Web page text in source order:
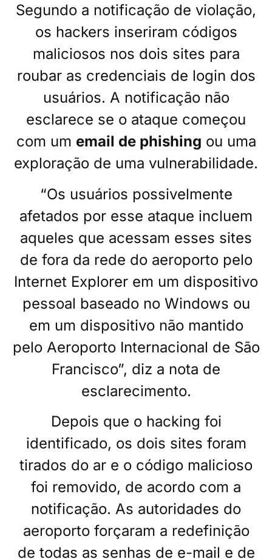
Segundo a notificação de violação,
os hackers inseriram códigos
maliciosos nos dois sites para
roubar as credenciais de login dos
usuários. A notificação não
esclarece se o ataque começou
com um email de phishing ou uma
exploração de uma vulnerabilidade.
“Os usuários possivelmente
afetados por esse ataque incluem
aqueles que acessam esses sites
de fora da rede do aeroporto pelo
Internet Explorer em um dispositivo
pessoal baseado no Windows ou
em um dispositivo não mantido
pelo Aeroporto Internacional de São
Francisco”, diz a nota de
esclarecimento.
Depois que o hacking foi
identificado, os dois sites foram
tirados do ar e o código malicioso
foi removido, de acordo com a
notificação. As autoridades do
aeroporto forçaram a redefinição
de todas as senhas de e-mail e de